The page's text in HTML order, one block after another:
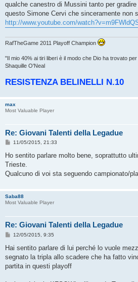
a
g
i
qualche canestro di Mussini tanto per
questo Simone Cervi che sinceramente non
http://www.youtube.com/
RafTheGame 2011 Playoff Champion
"‎Il mio 40% ai tiri liberi è il modo che Dio ha trovato
Shaquille O'Neal
RESISTENZA BELINELLI N.10
max
Most Valuable Player
Re: Giovani Talenti della Legadue
M
s
a
g
o
11/05/2015, 21:33
Ho sentito parlare molto bene, soprattutto
Trieste.
Qualcuno di voi sta seguendo campionato/
Saba88
Most Valuable Player
Re: Giovani Talenti della Legadue
M
s
a
g
12/05/2015, 9:35
Hai sentito parlare di lui perché lo vuole
segnato la tripla allo scadere che ha fatto
partita in questi playoff